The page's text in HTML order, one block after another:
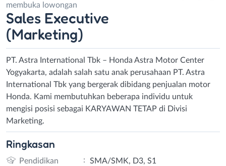
membuka lowongan
Sales Executive
(Marketing)
PT. Astra International Tbk – Honda Astra Motor Center
Yogyakarta, adalah salah satu anak perusahaan PT. Astra
International Tbk yang bergerak dibidang penjualan motor
Honda. Kami membutuhkan beberapa individu untuk
mengisi posisi sebagai KARYAWAN TETAP di Divisi
Marketing.
Ringkasan
Pendidikan :
SMA/SMK, D3, S1